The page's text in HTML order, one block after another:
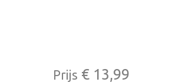
Prijs € 13,99